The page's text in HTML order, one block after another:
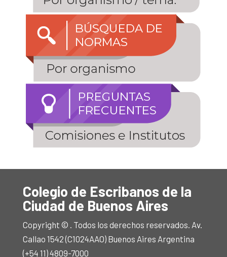
Colegio de Escribanos de la
Ciudad de Buenos Aires
Copyright © . Todos los derechos reservados. Av.
Callao 1542 (C1024AAO) Buenos Aires Argentina
(+54 11) 4809-7000